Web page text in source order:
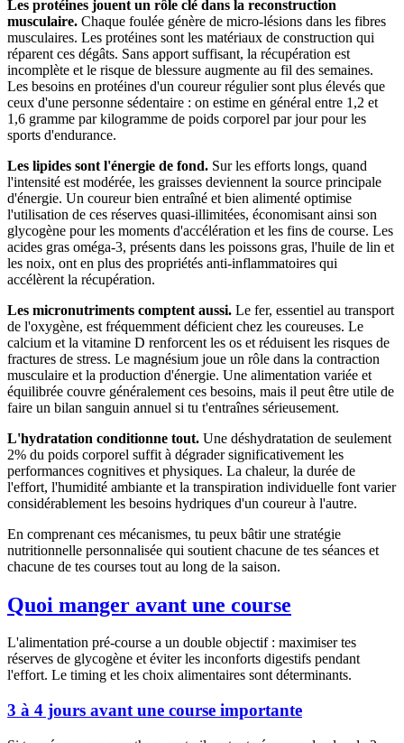
Les protéines jouent un rôle clé dans la reconstruction
musculaire. Chaque foulée génère de micro-lésions dans les fibres
musculaires. Les protéines sont les matériaux de construction qui
réparent ces dégâts. Sans apport suffisant, la récupération est
incomplète et le risque de blessure augmente au fil des semaines.
Les besoins en protéines d'un coureur régulier sont plus élevés que
ceux d'une personne sédentaire : on estime en général entre 1,2 et
1,6 gramme par kilogramme de poids corporel par jour pour les
sports d'endurance.
Les lipides sont l'énergie de fond. Sur les efforts longs, quand
l'intensité est modérée, les graisses deviennent la source principale
d'énergie. Un coureur bien entraîné et bien alimenté optimise
l'utilisation de ces réserves quasi-illimitées, économisant ainsi son
glycogène pour les moments d'accélération et les fins de course. Les
acides gras oméga-3, présents dans les poissons gras, l'huile de lin et
les noix, ont en plus des propriétés anti-inflammatoires qui
accélèrent la récupération.
Les micronutriments comptent aussi. Le fer, essentiel au transport
de l'oxygène, est fréquemment déficient chez les coureuses. Le
calcium et la vitamine D renforcent les os et réduisent les risques de
fractures de stress. Le magnésium joue un rôle dans la contraction
musculaire et la production d'énergie. Une alimentation variée et
équilibrée couvre généralement ces besoins, mais il peut être utile de
faire un bilan sanguin annuel si tu t'entraînes sérieusement.
L'hydratation conditionne tout. Une déshydratation de seulement
2% du poids corporel suffit à dégrader significativement les
performances cognitives et physiques. La chaleur, la durée de
l'effort, l'humidité ambiante et la transpiration individuelle font varier
considérablement les besoins hydriques d'un coureur à l'autre.
En comprenant ces mécanismes, tu peux bâtir une stratégie
nutritionnelle personnalisée qui soutient chacune de tes séances et
chacune de tes courses tout au long de la saison.
Quoi manger avant une course
L'alimentation pré-course a un double objectif : maximiser tes
réserves de glycogène et éviter les inconforts digestifs pendant
l'effort. Le timing et les choix alimentaires sont déterminants.
3 à 4 jours avant une course importante